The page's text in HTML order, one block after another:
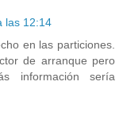
las 12:14
en las particiones.
de arranque pero
información sería